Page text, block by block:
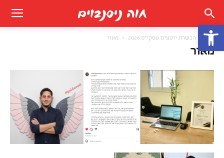
פתח סרגל נגישות
הכשרת יועצים עסקיים 2026 מאור
מאור